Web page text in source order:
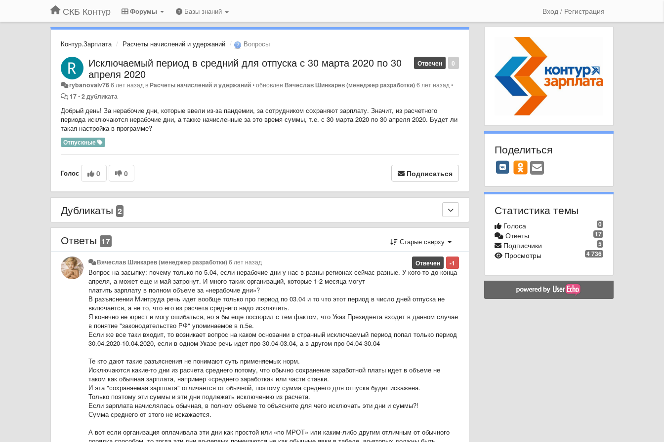
СКБ Контур Форумы Базы знаний Вход / Регистрация
Контур.Зарплата Расчеты начислений и удержаний Вопросы
0
Отвечен
Исключаемый период в средний для отпуска с 30 марта 2020 по 30
апреля 2020
rybanovaiv766 лет назад вРасчеты начислений и удержаний•обновленВячеслав Шинкарев (менеджер разработки)6 лет назад •
17•2 дубликата
Добрый день! За нерабочие дни, которые ввели из-за пандемии, за сотрудником сохраняют зарплату. Значит, из расчетного
периода исключаются нерабочие дни, а также начисленные за это время суммы, т.е. с 30 марта 2020 по 30 апреля 2020. Будет ли
такая настройка в программе?
Отпускные
Голос 0 0 Подписаться
Дубликаты 2
Ответы 17 Старые сверху
-1
Отвечен
Вячеслав Шинкарев (менеджер разработки)6 лет назад
Вопрос на засыпку: почему только по 5.04, если нерабочие дни у нас в разны регионах сейчас разные. У кого-то до конца
апреля, а может еще и май затронут. И много таких организаций, которые 1-2 месяца могут
платить зарплату в полном объеме за «нерабочие дни»?
В разъяснении Минтруда речь идет вообще только про период по 03.04 и то что этот период в число дней отпуска не
включается, а не то, что его из расчета среднего надо исключить.
Я конечно не юрист и могу ошибаться, но я бы еще поспорил с тем фактом, что Указ Президента входит в данном случае
в понятие "законодательство РФ" упоминаемое в п.5е.
Если же все таки входит, то возникает вопрос на каком основании в странный исключаемый период попал только период
30.04.2020-10.04.2020, если в одном Указе речь идет про 30.04-03.04, а в другом про 04.04-30.04
Те кто дают такие разъяснения не понимают суть применяемых норм.
Исключаются какие-то дни из расчета среднего потому, что обычно сохранение заработной платы идет в объеме не
таком как обычная зарплата, например «среднего заработка» или части ставки.
И эта "сохраняемая зарплата" отличается от обычной, поэтому сумма среднего для отпуска будет искажена.
Только поэтому эти суммы и эти дни подлежать исключению из расчета.
Если зарплата начислялась обычная, в полном объеме то объясните для чего исключать эти дни и суммы?!
Сумма среднего от этого не искажается.
А вот если организация оплачивала эти дни как простой или «по МРОТ» или каким-либо другим отличным от обычного
Поделиться
Статистика темы
0
Голоса
17
Ответы
5
Подписчики
4 736
Просмотры